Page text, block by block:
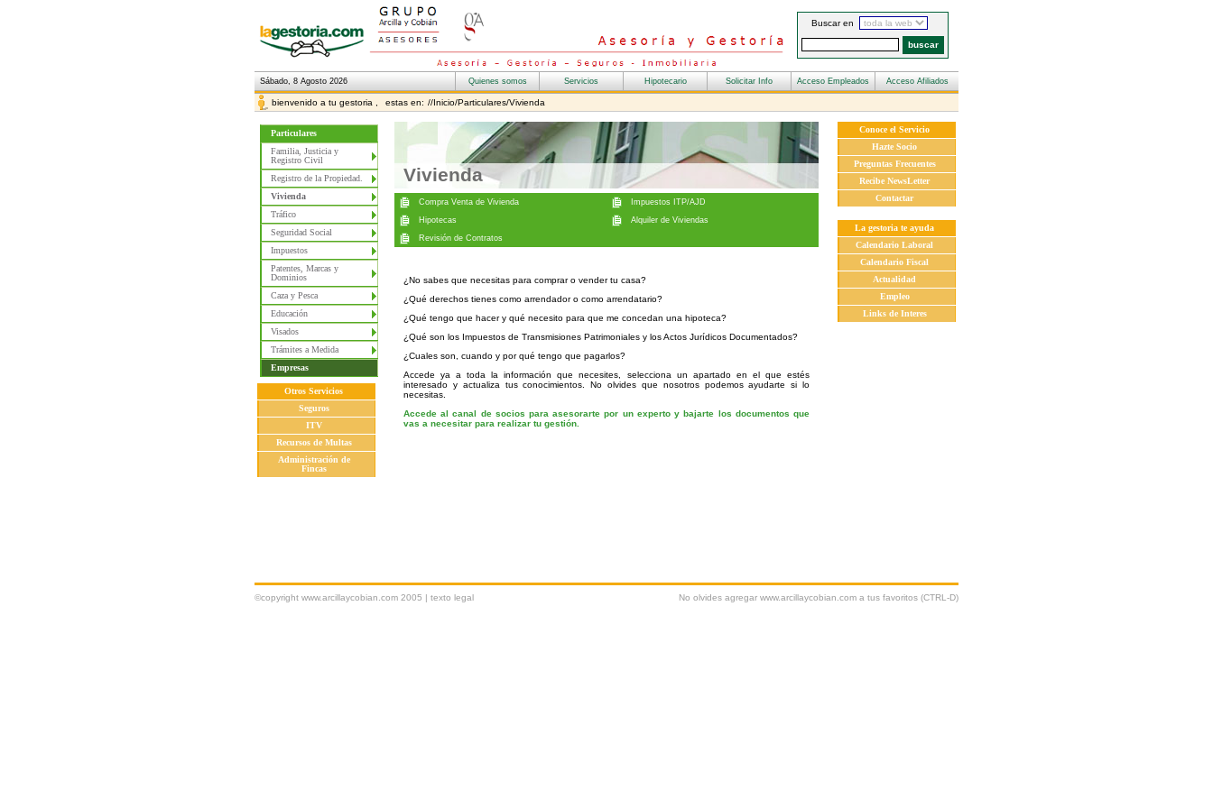
Buscar en
Sábado, 8 Agosto 2026
bienvenido a tu gestoria , estas en: //Inicio/Particulares/Vivienda
Particulares
Familia, Justicia y
Registro Civil
Registro de la Propiedad.
Vivienda
Tráfico
Seguridad Social
Impuestos
Patentes, Marcas y
Dominios
Caza y Pesca
Educación
Visados
Trámites a Medida
Empresas
Otros Servicios
Seguros
ITV
Recursos de Multas
Administración de
Fincas
Vivienda
¿No sabes que necesitas para comprar o vender tu casa?
¿Qué derechos tienes como arrendador o como arrendatario?
¿Qué tengo que hacer y qué necesito para que me concedan una hipoteca?
¿Qué son los Impuestos de Transmisiones Patrimoniales y los Actos Jurídicos Documentados?
¿Cuales son, cuando y por qué tengo que pagarlos?
Accede ya a toda la información que necesites, selecciona un apartado en el que estés
interesado y actualiza tus conocimientos. No olvides que nosotros podemos ayudarte si lo
necesitas.
Accede al canal de socios para asesorarte por un experto y bajarte los documentos que
vas a necesitar para realizar tu gestión.
Conoce el Servicio
Hazte Socio
Preguntas Frecuentes
Recibe NewsLetter
Contactar
La gestoria te ayuda
Calendario Laboral
Calendario Fiscal
Actualidad
Empleo
Links de Interes
©copyright www.arcillaycobian.com 2005 | texto legal No olvides agregar www.arcillaycobian.com a tus favoritos (CTRL-D)